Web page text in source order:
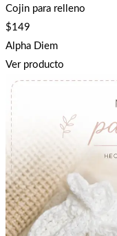
Cojin para relleno
$149
Alpha Diem
Ver producto